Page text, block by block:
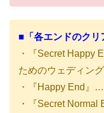
■ 「各エンドのクリ
・『Secret Happy
ためのウェディン
・『Happy End』
・『Secret